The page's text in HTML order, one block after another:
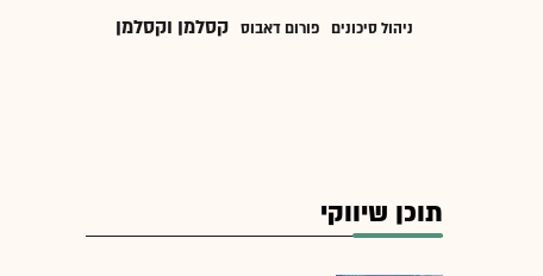
ניהול סיכונים פורום דאבוס קסלמן וקסלמן
תוכן שיווקי